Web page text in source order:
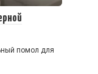
помол для